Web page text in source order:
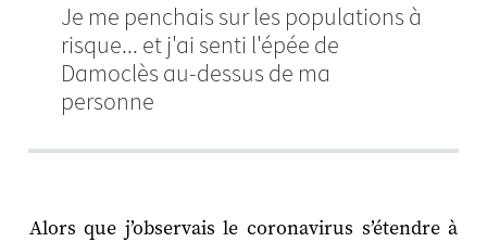
Je me penchais sur les populations à
risque... et j'ai senti l'épée de
Damoclès au-dessus de ma
personne
Alors que j’observais le coronavirus s’étendre à